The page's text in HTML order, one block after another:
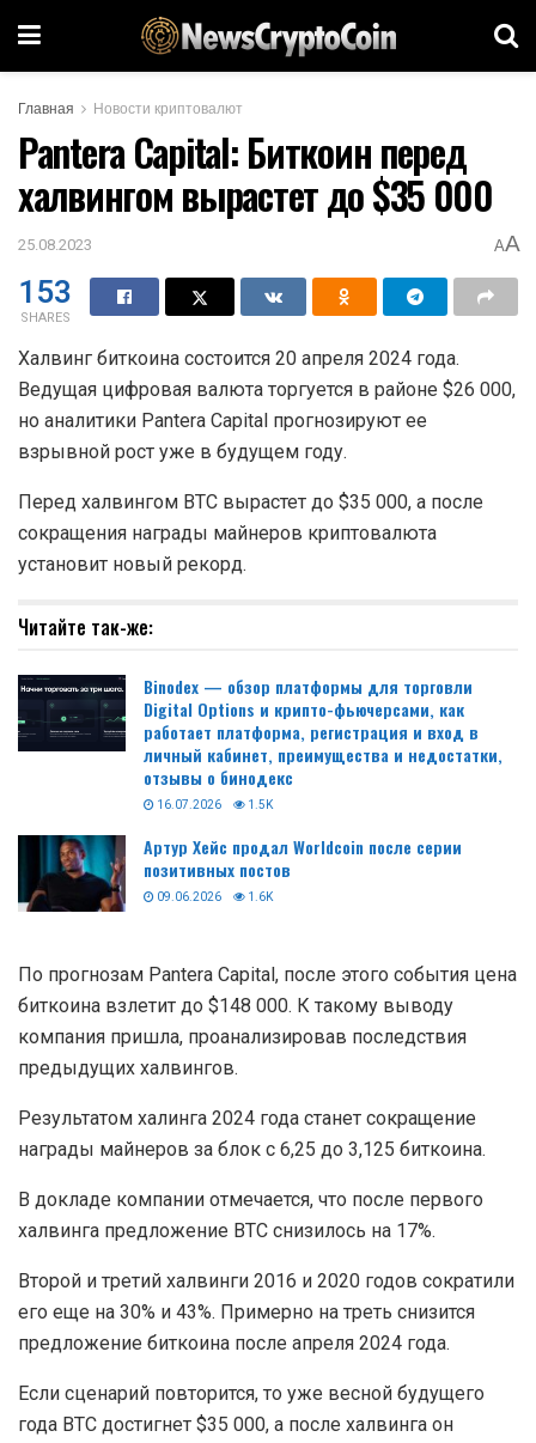
Главная Новости криптовалют
Pantera Capital: Биткоин перед
халвингом вырастет до $35 000
25.08.2023 AA
153
SHARES
Халвинг биткоина состоится 20 апреля 2024 года.
Ведущая цифровая валюта торгуется в районе $26 000,
но аналитики Pantera Capital прогнозируют ее
взрывной рост уже в будущем году.
Перед халвингом BTC вырастет до $35 000, а после
сокращения награды майнеров криптовалюта
установит новый рекорд.
Читайте так-же:
Binodex — обзор платформы для торговли
Digital Options и крипто-фьючерсами, как
работает платформа, регистрация и вход в
личный кабинет, преимущества и недостатки,
отзывы о бинодекс
16.07.2026 1.5K
Артур Хейс продал Worldcoin после серии
позитивных постов
09.06.2026 1.6K
По прогнозам Pantera Capital, после этого события цена
биткоина взлетит до $148 000. К такому выводу
компания пришла, проанализировав последствия
предыдущих халвингов.
Результатом халинга 2024 года станет сокращение
награды майнеров за блок с 6,25 до 3,125 биткоина.
В докладе компании отмечается, что после первого
халвинга предложение BTC снизилось на 17%.
Второй и третий халвинги 2016 и 2020 годов сократили
его еще на 30% и 43%. Примерно на треть снизится
предложение биткоина после апреля 2024 года.
Если сценарий повторится, то уже весной будущего
года BTC достигнет $35 000, а после халвинга он